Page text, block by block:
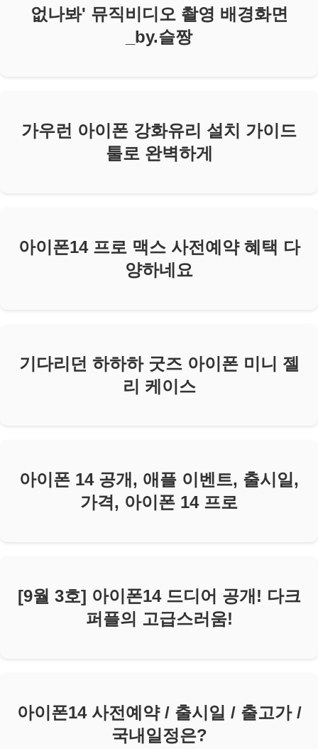
없나봐' 뮤직비디오 촬영 배경화면
_by.슬짱
가우런 아이폰 강화유리 설치 가이드
툴로 완벽하게
아이폰14 프로 맥스 사전예약 혜택 다
양하네요
기다리던 하하하 굿즈 아이폰 미니 젤
리 케이스
아이폰 14 공개, 애플 이벤트, 출시일,
가격, 아이폰 14 프로
[9월 3호] 아이폰14 드디어 공개! 다크
퍼플의 고급스러움!
아이폰14 사전예약 / 출시일 / 출고가 /
국내일정은?